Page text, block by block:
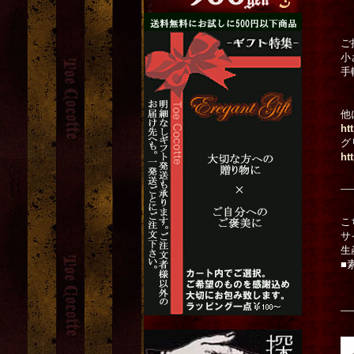
ご
小
手
他
グ
こ
サ
生
■